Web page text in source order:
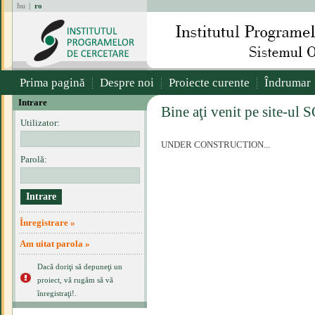
hu | ro
Prima pagină Despre noi Proiecte curente Îndrumar
Intrare
Utilizator:
Parolă:
Înregistrare »
Am uitat parola »
Dacă doriţi să depuneţi un
proiect, vă rugăm să vă
înregistraţi!.
Bine aţi venit pe site-ul
UNDER CONSTRUCTION...